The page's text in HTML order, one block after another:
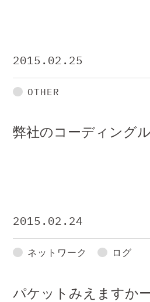
2015.02.25
OTHER
弊社のコーディング
2015.02.24
ネットワーク ログ
パケットみえますか